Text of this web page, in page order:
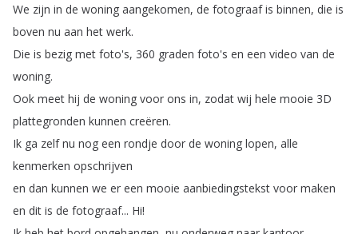
We zijn in de woning aangekomen, de fotograaf is binnen, die is
boven nu aan het werk.
Die is bezig met foto's, 360 graden foto's en een video van de
woning.
Ook meet hij de woning voor ons in, zodat wij hele mooie 3D
plattegronden kunnen creëren.
Ik ga zelf nu nog een rondje door de woning lopen, alle
kenmerken opschrijven
en dan kunnen we er een mooie aanbiedingstekst voor maken
en dit is de fotograaf... Hi!